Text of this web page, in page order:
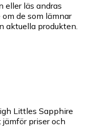
eller läs andras
de som lämnar
aktuella produkten.
Littles Sapphire
jämför priser och